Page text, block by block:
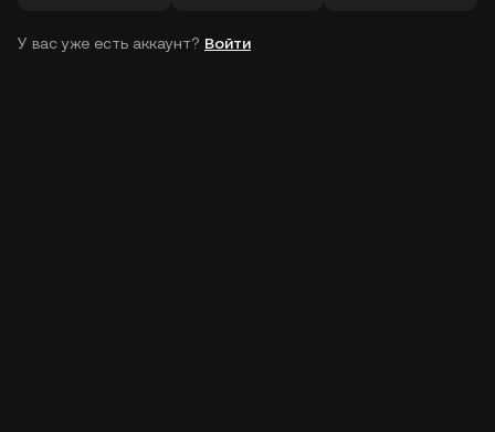
У вас уже есть аккаунт? Войти